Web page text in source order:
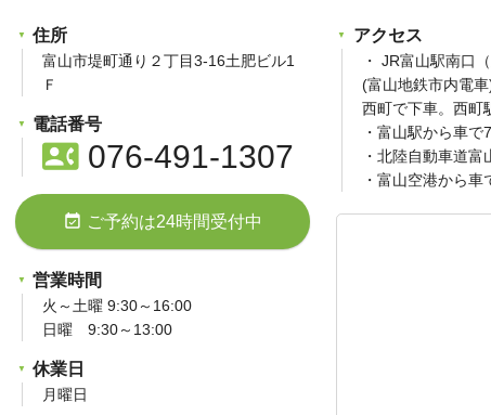
住所
富山市堤町通り２丁目3-16土肥ビル1
Ｆ
電話番号
contact_phone076-491-1307
event_available ご予約は24時間受付中
営業時間
火～土曜 9:30～16:00
日曜 9:30～13:00
休業日
月曜日
アクセス
・ JR富山駅南口
(富山地鉄市内電
西町で下車。西町
・富山駅から車で
・北陸自動車道
・富山空港から車